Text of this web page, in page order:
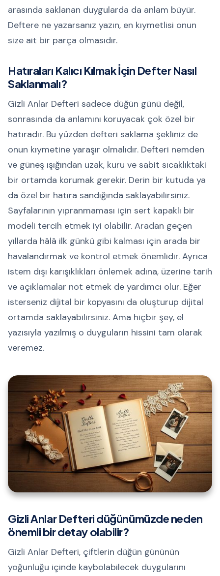
arasında saklanan duygularda da anlam büyür.
Deftere ne yazarsanız yazın, en kıymetlisi onun
size ait bir parça olmasıdır.
Hatıraları Kalıcı Kılmak İçin Defter Nasıl
Saklanmalı?
Gizli Anlar Defteri sadece düğün günü değil,
sonrasında da anlamını koruyacak çok özel bir
hatıradır. Bu yüzden defteri saklama şekliniz de
onun kıymetine yaraşır olmalıdır. Defteri nemden
ve güneş ışığından uzak, kuru ve sabit sıcaklıktaki
bir ortamda korumak gerekir. Derin bir kutuda ya
da özel bir hatıra sandığında saklayabilirsiniz.
Sayfalarının yıpranmaması için sert kapaklı bir
modeli tercih etmek iyi olabilir. Aradan geçen
yıllarda hâlâ ilk günkü gibi kalması için arada bir
havalandırmak ve kontrol etmek önemlidir. Ayrıca
istem dışı karışıklıkları önlemek adına, üzerine tarih
ve açıklamalar not etmek de yardımcı olur. Eğer
isterseniz dijital bir kopyasını da oluşturup dijital
ortamda saklayabilirsiniz. Ama hiçbir şey, el
yazısıyla yazılmış o duyguların hissini tam olarak
veremez.
Gizli Anlar Defteri düğünümüzde neden
önemli bir detay olabilir?
Gizli Anlar Defteri, çiftlerin düğün gününün
yoğunluğu içinde kaybolabilecek duygularını